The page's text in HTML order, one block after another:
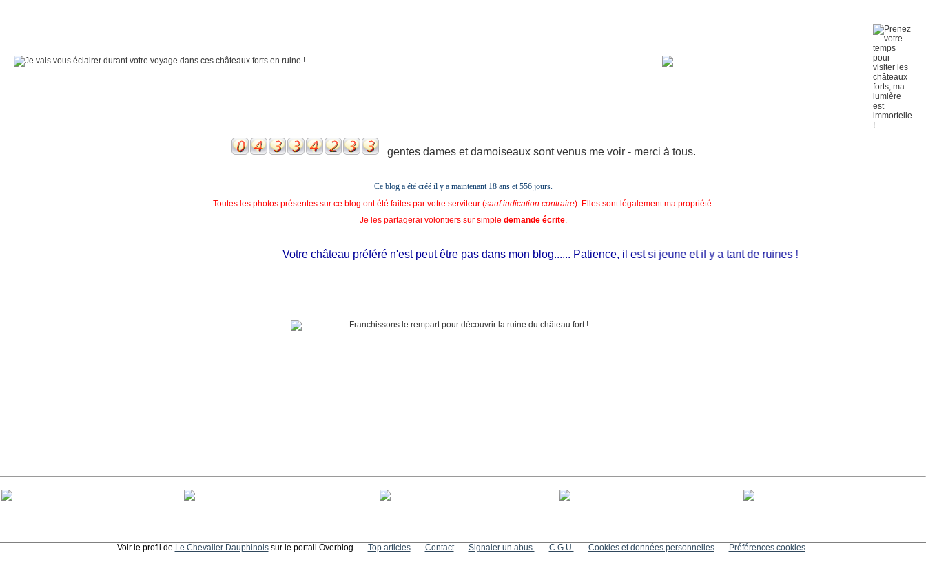
gentes dames et damoiseaux sont venus me voir - merci à tous.
Ce blog a été créé il y a maintenant 18 ans et 556 jours.
Toutes les photos présentes sur ce blog ont été faites par votre serviteur (sauf indication contraire). Elles sont légalement ma propriété.
Je les partagerai volontiers sur simple demande écrite.
Votre château préféré n'est peut être pas dans mon blog...... Patience, il est si jeune et il y a tant de ruines !
Voir le profil de Le Chevalier Dauphinoissur le portail Overblog Top articles Contact Signaler un abus C.G.U. Cookies et données personnelles Préférences cookies